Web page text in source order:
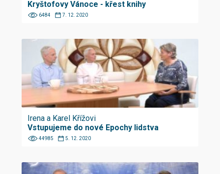
Kryštofovy Vánoce - křest knihy
6484 7. 12. 2020
Irena a Karel Křížovi
Vstupujeme do nové Epochy lidstva
44985 5. 12. 2020